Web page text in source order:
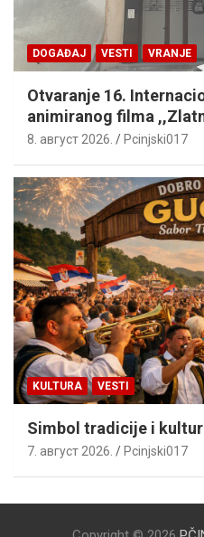
DOGAĐAJ VESTI VRANJE
Otvaranje 16.
animiranog filma
8. август 2026. Pcinjski017
KULTURA VESTI
Simbol tradicije i
7. август 2026. Pcinjski017